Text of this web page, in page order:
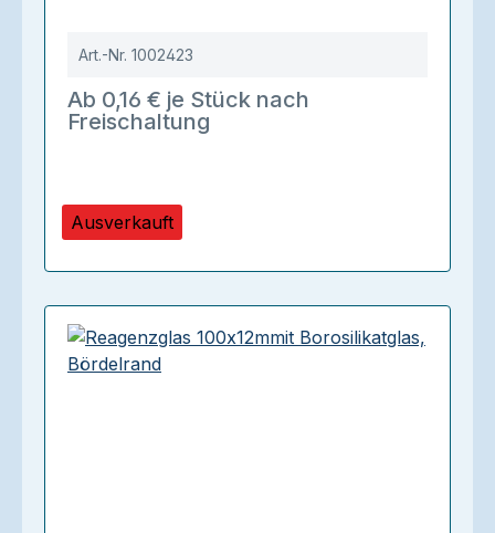
Ausverkauft
Art.-Nr. 1002423
Ab 0,16 € je Stück nach
Freischaltung